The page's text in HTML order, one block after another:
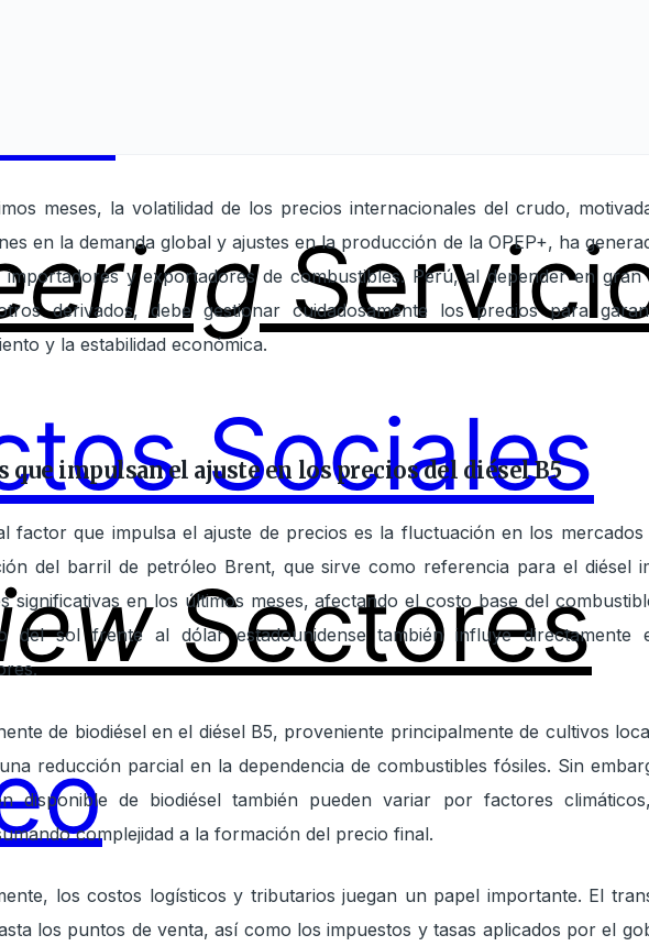
Sociales
Sectores
meses, la volatilidad de los precios internacionales del crudo,
en la demanda global y ajustes en la producción de la OPEP+, ha
importadores y exportadores de combustibles. Perú, al depender en
derivados, debe gestionar cuidadosamente los precios para
y la estabilidad económica.
que impulsan el ajuste en los precios del diésel B5
factor que impulsa el ajuste de precios es la fluctuación en los
del barril de petróleo Brent, que sirve como referencia para el diésel
significativas en los últimos meses, afectando el costo base del
del sol frente al dólar estadounidense también influye
de biodiésel en el diésel B5, proveniente principalmente de cultivos
reducción parcial en la dependencia de combustibles fósiles. Sin
disponible de biodiésel también pueden variar por factores
complejidad a la formación del precio final.
los costos logísticos y tributarios juegan un papel importante. El
los puntos de venta, así como los impuestos y tasas aplicados por el